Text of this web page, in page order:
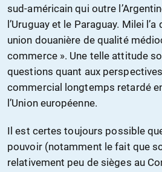
sud-américain qui outre
l’Uruguay et le Paraguay. Milei
union douanière de qualité
commerce ». Une telle attitude
questions quant aux perspectives
commercial longtemps retardé
l’Union européenne.
Il est certes toujours possible
pouvoir (notamment le fait que
relativement peu de sièges au